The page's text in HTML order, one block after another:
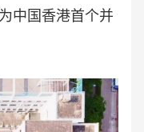
中国香港首个并